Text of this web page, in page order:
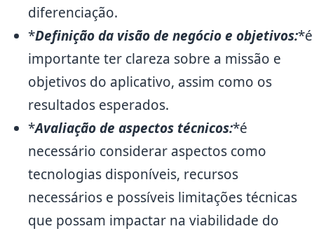
diferenciação.
*Definição da visão de negócio e objetivos:*é
importante ter clareza sobre a missão e
objetivos do aplicativo, assim como os
resultados esperados.
*Avaliação de aspectos técnicos:*é
necessário considerar aspectos como
tecnologias disponíveis, recursos
necessários e possíveis limitações técnicas
que possam impactar na viabilidade do